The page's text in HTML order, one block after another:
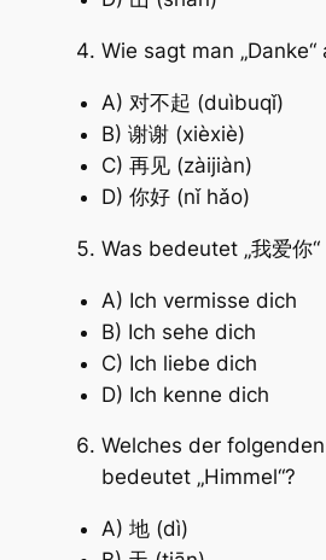
Wie sagt man
A) 对不起 (duìbuqǐ)
B) 谢谢 (xièxiè)
C) 再见 (zàijiàn)
D) 你好 (nǐ hǎo)
Was bedeutet „我爱你
A) Ich vermisse dich
B) Ich sehe dich
C) Ich liebe dich
D) Ich kenne dich
Welches der
bedeutet „Himmel“?
A) 地 (dì)